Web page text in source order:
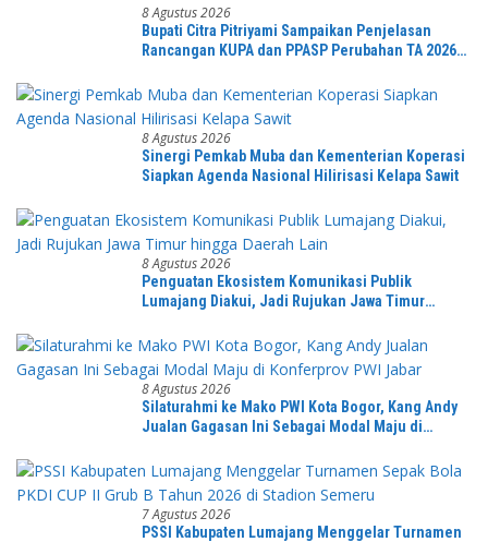
8 Agustus 2026
Bupati Citra Pitriyami Sampaikan Penjelasan
Rancangan KUPA dan PPASP Perubahan TA 2026
8 Agustus 2026
Sinergi Pemkab Muba dan Kementerian Koperasi
Siapkan Agenda Nasional Hilirisasi Kelapa Sawit
8 Agustus 2026
Penguatan Ekosistem Komunikasi Publik
Lumajang Diakui, Jadi Rujukan Jawa Timur
8 Agustus 2026
Silaturahmi ke Mako PWI Kota Bogor, Kang Andy
Jualan Gagasan Ini Sebagai Modal Maju di
7 Agustus 2026
PSSI Kabupaten Lumajang Menggelar Turnamen